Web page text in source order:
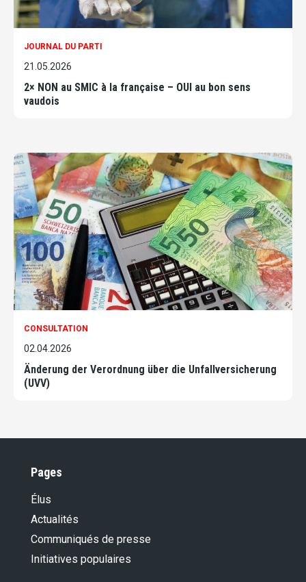
JOURNAL DU PARTI
21.05.2026
2× NON au SMIC à la française – OUI au bon sens
vaudois
CONSULTATION
02.04.2026
Änderung der Verordnung über die Unfallversicherung
(UVV)
Pages
Élus
Actualités
Communiqués de presse
Initiatives populaires